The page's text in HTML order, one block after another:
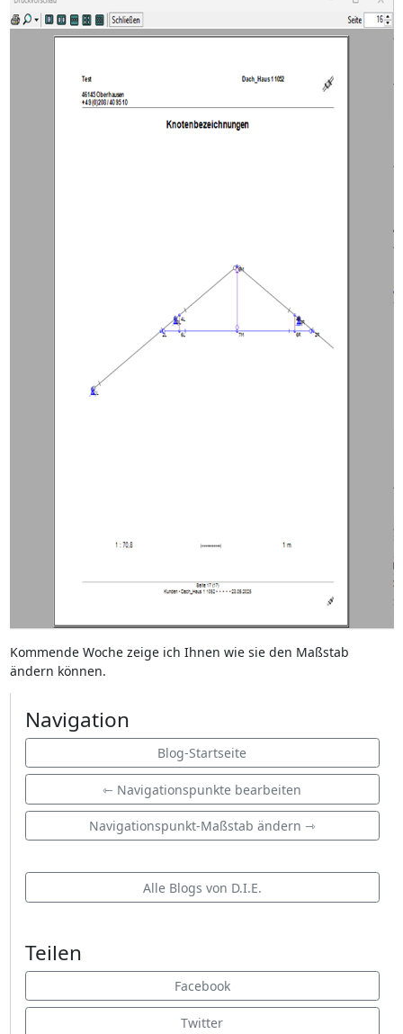
Kommende Woche zeige ich Ihnen wie sie den Maßstab
ändern können.
Navigation
Blog-Startseite
⇽ Navigationspunkte bearbeiten
Navigationspunkt-Maßstab ändern ⇾
Alle Blogs von D.I.E.
Teilen
Facebook
Twitter